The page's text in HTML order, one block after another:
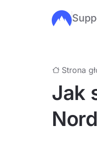
Przejdź do
Strona
Jak